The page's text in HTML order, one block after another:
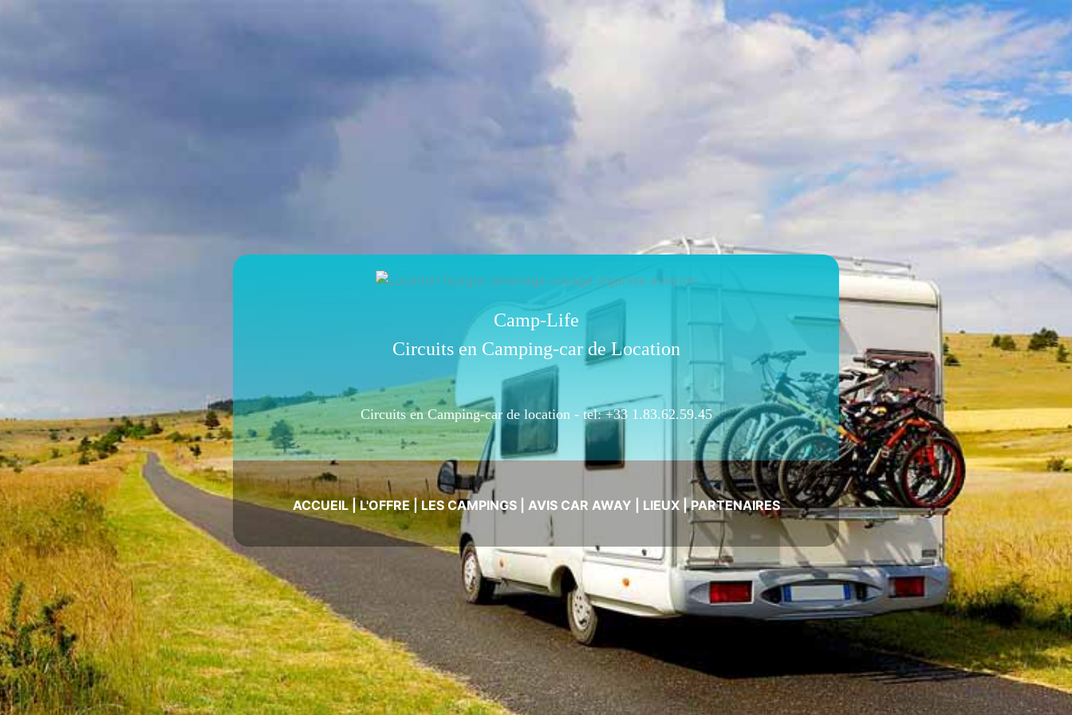
Camp-Life
Circuits en Camping-car de Location
Circuits en Camping-car de location - tel: +33 1.83.62.59.45
ACCUEIL|L'OFFRE| LES CAMPINGS| AVIS CAR AWAY LIEUX|PARTENAIRES